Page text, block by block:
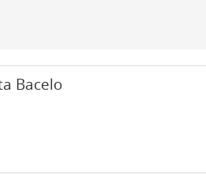
Bacelo